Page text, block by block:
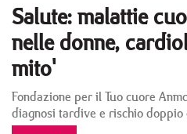
Salute: malattie
nelle donne,
mito'
Fondazione per il Tuo cuore
diagnosi tardive e rischio